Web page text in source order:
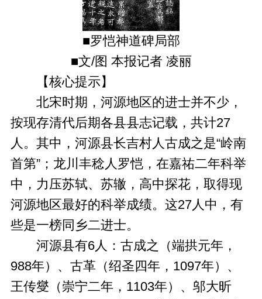
■罗恺神道碑局部
■文/图 本报记者 凌丽
【核心提示】
北宋时期，河源地区的进士并不少，
按现存清代后期各县县志记载，共计27
人。其中，河源县长吉村人古成之是“岭南
首第”；龙川丰稔人罗恺，在嘉祐二年科举
中，力压苏轼、苏辙，高中探花，取得现
河源地区最好的科举成绩。这27人中，有
些是一榜同乡二进士。
河源县有6人：古成之（端拱元年，
988年）、古革（绍圣四年，1097年）、
王传燮（崇宁二年，1103年）、邬大昕